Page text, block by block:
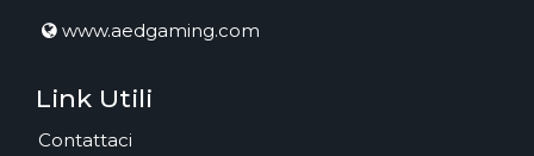
www.aedgaming.com
Link Utili
Contattaci